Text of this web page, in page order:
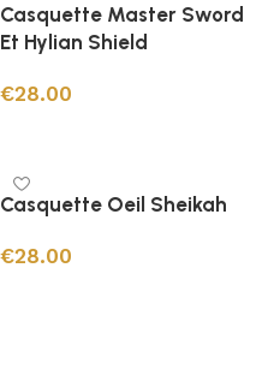
Casquette Master Sword
Et Hylian Shield
€28.00
Casquette Oeil Sheikah
€28.00